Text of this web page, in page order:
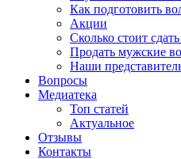
Как подготовить
Акции
Сколько стоит
Продать мужские
Наши
Вопросы
Медиатека
Топ статей
Актуальное
Отзывы
Контакты